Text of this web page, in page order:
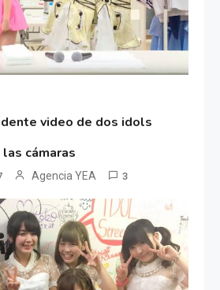
video de dos idols
cámaras
Agencia YEA 3